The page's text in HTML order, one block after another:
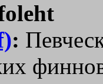
: